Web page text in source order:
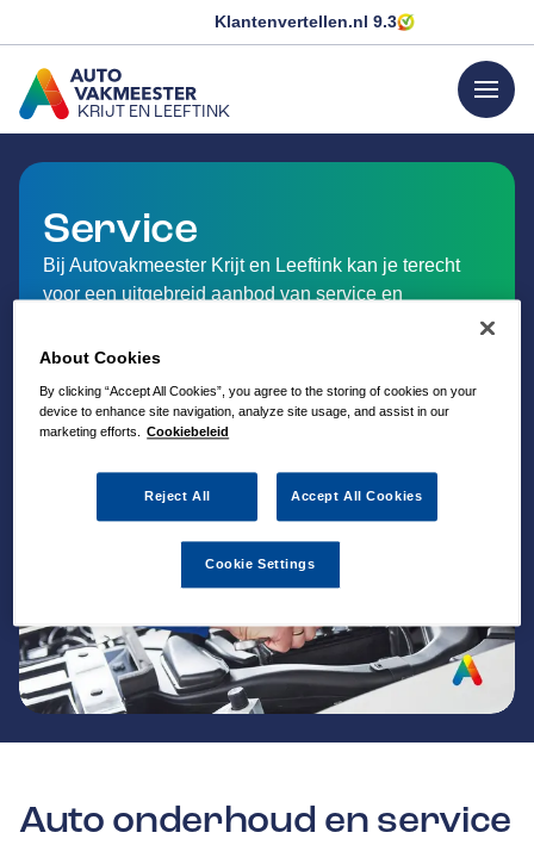
Klantenvertellen.nl 9.3
KRIJT EN LEEFTINK
GA NAAR DE HOMEPAGINA
menu
Service
Bij Autovakmeester Krijt en Leeftink kan je terecht
voor een uitgebreid aanbod van service en
Auto onderhoud en service
About Cookies
By clicking “Accept All Cookies”, you agree to the storing of cookies on your
device to enhance site navigation, analyze site usage, and assist in our
marketing efforts.
Cookiebeleid
Reject All Accept All Cookies
Cookie Settings